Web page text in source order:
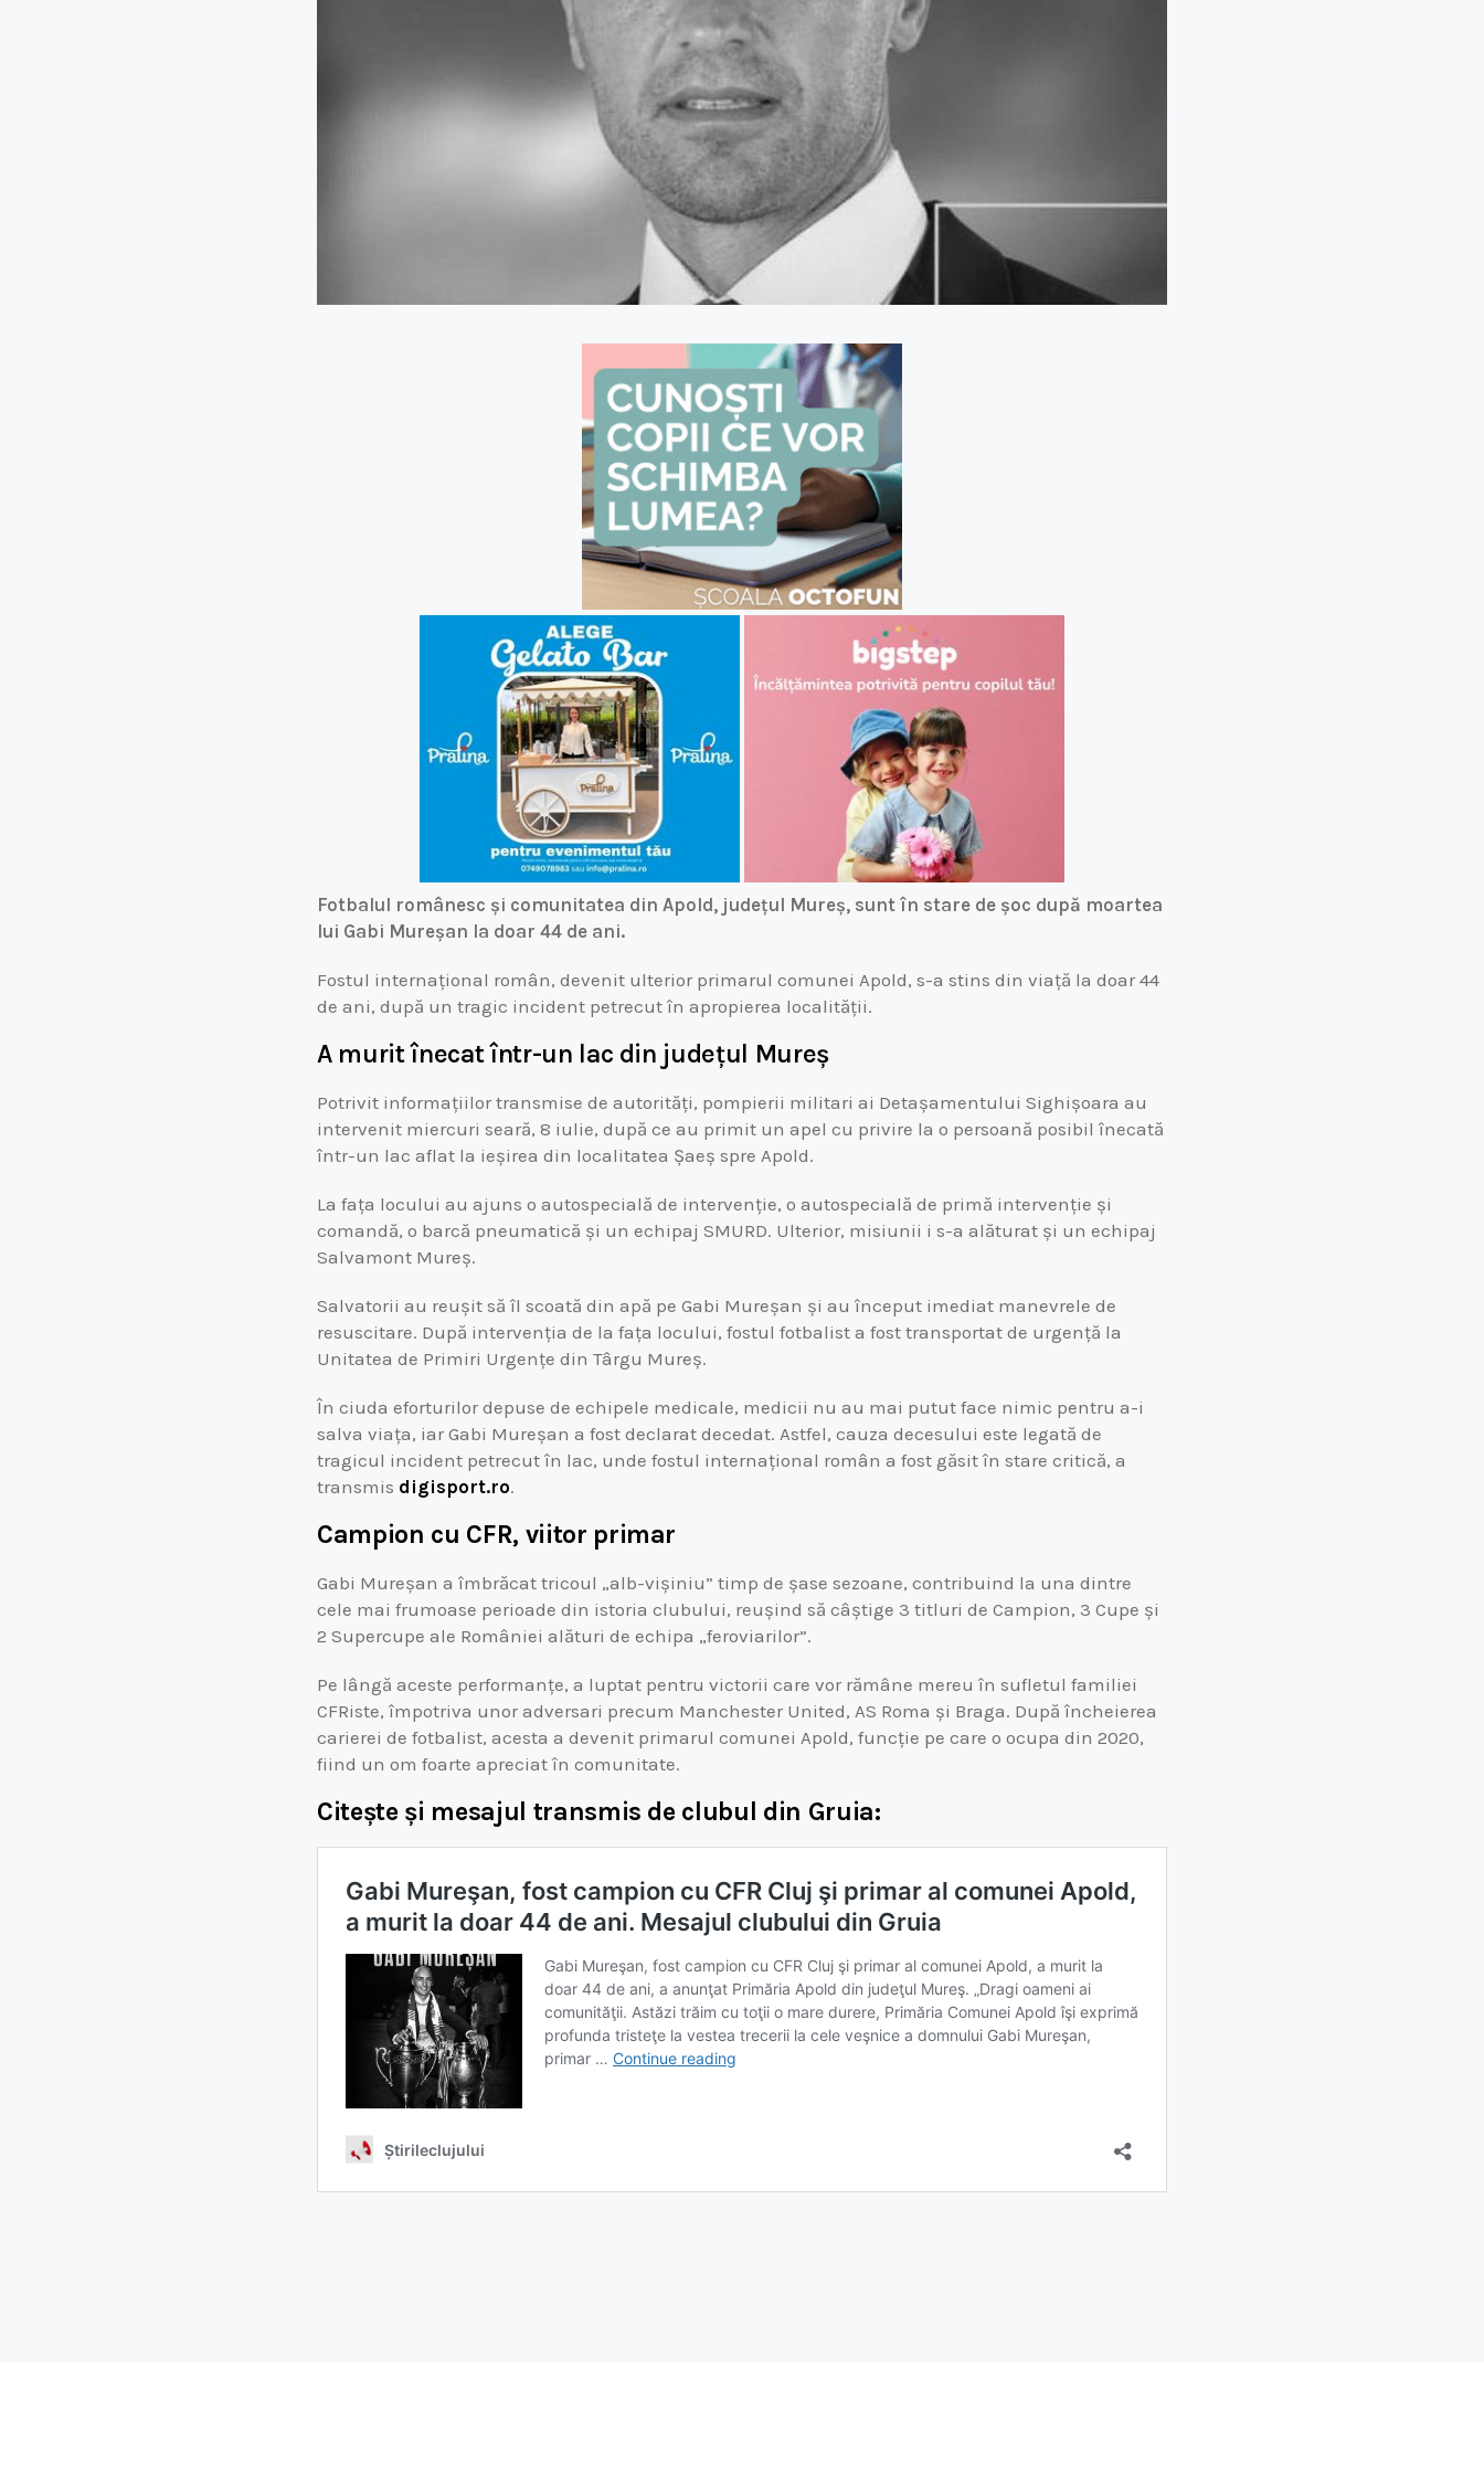
Fotbalul românesc și comunitatea din Apold, județul Mureș, sunt în stare de șoc după moartea
lui Gabi Mureșan la doar 44 de ani.
Fostul internațional român, devenit ulterior primarul comunei Apold, s-a stins din viață la doar 44
de ani, după un tragic incident petrecut în apropierea localității.
A murit înecat într-un lac din județul Mureș
Potrivit informațiilor transmise de autorități, pompierii militari ai Detașamentului Sighișoara au
intervenit miercuri seară, 8 iulie, după ce au primit un apel cu privire la o persoană posibil înecată
într-un lac aflat la ieșirea din localitatea Șaeș spre Apold.
La fața locului au ajuns o autospecială de intervenție, o autospecială de primă intervenție și
comandă, o barcă pneumatică și un echipaj SMURD. Ulterior, misiunii i s-a alăturat și un echipaj
Salvamont Mureș.
Salvatorii au reușit să îl scoată din apă pe Gabi Mureșan și au început imediat manevrele de
resuscitare. După intervenția de la fața locului, fostul fotbalist a fost transportat de urgență la
Unitatea de Primiri Urgențe din Târgu Mureș.
În ciuda eforturilor depuse de echipele medicale, medicii nu au mai putut face nimic pentru a-i
salva viața, iar Gabi Mureșan a fost declarat decedat. Astfel, cauza decesului este legată de
tragicul incident petrecut în lac, unde fostul internațional român a fost găsit în stare critică, a
transmis digisport.ro.
Campion cu CFR, viitor primar
Gabi Mureșan a îmbrăcat tricoul „alb-vișiniu” timp de șase sezoane, contribuind la una dintre
cele mai frumoase perioade din istoria clubului, reușind să câștige 3 titluri de Campion, 3 Cupe și
2 Supercupe ale României alături de echipa „feroviarilor”.
Pe lângă aceste performanțe, a luptat pentru victorii care vor rămâne mereu în sufletul familiei
CFRiste, împotriva unor adversari precum Manchester United, AS Roma și Braga. După încheierea
carierei de fotbalist, acesta a devenit primarul comunei Apold, funcție pe care o ocupa din 2020,
fiind un om foarte apreciat în comunitate.
Citește și mesajul transmis de clubul din Gruia: